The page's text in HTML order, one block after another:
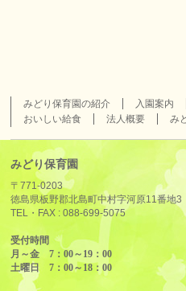
みどり保育園の紹介 入園案内
おいしい給食
法人概要 み
みどり保育園
〒771-0203
徳島県板野郡北島町中村字河原11番地3
TEL・FAX :088-699-5075
受付時間
月～金 7：00～19：00
土曜日 7：00～18：00